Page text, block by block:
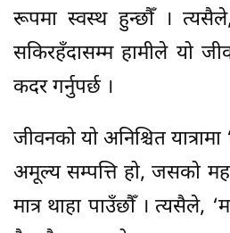
रूपमा स्वस्थ हुन्छौँ ।
सकिरहँदासम्म हामीले यो
कदर गर्नुपर्छ ।
जीवनको यो अनिश्चित
अमूल्य सम्पत्ति हो, जसको
मात्र थाहा पाउँछौँ । त्यसैले,